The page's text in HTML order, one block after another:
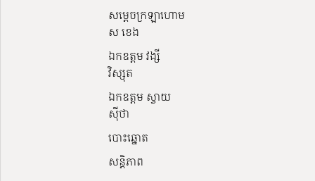
សម្ដេចក្រឡាហោម
ស ខេង
ឯកឧត្តម វង្សី
វិស្សុត
ឯកឧត្តម ស្វាយ
ស៊ីថា
បោះឆ្នោត
សន្តិភាព